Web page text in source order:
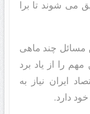
می شوند تا برا
مسائل چند ماهی
مهم را از یاد برد
ایران نیاز به
دارد.